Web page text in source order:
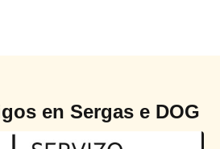
en Sergas e DOG